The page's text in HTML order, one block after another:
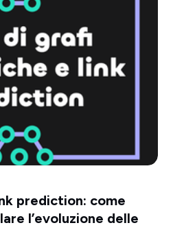
prediction: come
l’evoluzione delle